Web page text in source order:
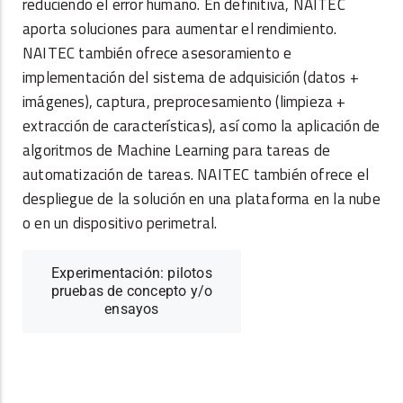
reduciendo el error humano. En definitiva, NAITEC
aporta soluciones para aumentar el rendimiento.
NAITEC también ofrece asesoramiento e
implementación del sistema de adquisición (datos +
imágenes), captura, preprocesamiento (limpieza +
extracción de características), así como la aplicación de
algoritmos de Machine Learning para tareas de
automatización de tareas. NAITEC también ofrece el
despliegue de la solución en una plataforma en la nube
o en un dispositivo perimetral.
Experimentación: pilotos
pruebas de concepto y/o
ensayos